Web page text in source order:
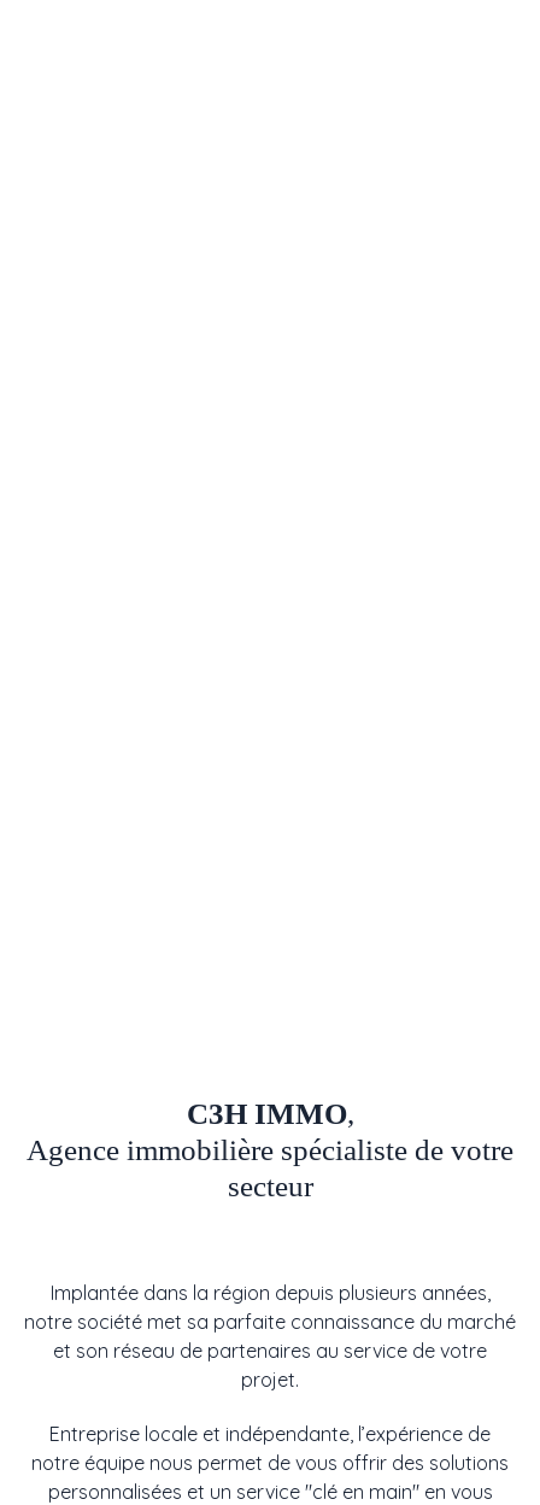
C3H IMMO,
Agence immobilière spécialiste de votre
secteur
Implantée dans la région depuis plusieurs années,
notre société met sa parfaite connaissance du marché
et son réseau de partenaires au service de votre
projet.
Entreprise locale et indépendante, l’expérience de
notre équipe nous permet de vous offrir des solutions
personnalisées et un service "clé en main" en vous